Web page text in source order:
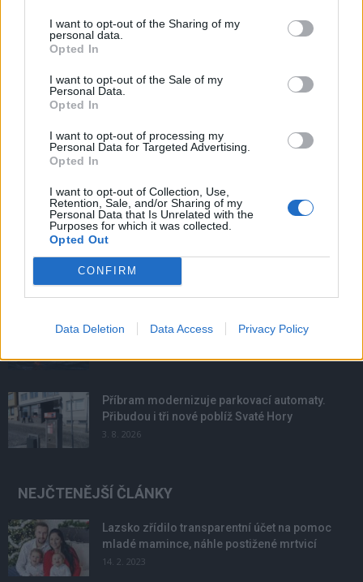
I want to opt-out of the Sharing of my
personal data.
Opted In
I want to opt-out of the Sale of my
Personal Data.
Opted In
I want to opt-out of processing my
Personal Data for Targeted Advertising.
Opted In
I want to opt-out of Collection, Use,
Retention, Sale, and/or Sharing of my
Personal Data that Is Unrelated with the
Purposes for which it was collected.
Opted Out
CONFIRM
Data Deletion Data Access Privacy Policy
NOVINKY
Obděnice vzpomínaly na filmovou legendu
Většina koupališť na Příbramsku nabízí výborné
podmínky. Horší voda je jen...
4. 8. 2026
Příbram modernizuje parkovací automaty.
Přibudou i tři nové poblíž Svaté Hory
3. 8. 2026
NEJČTENĚJŠÍ ČLÁNKY
Lazsko zřídilo transparentní účet na pomoc
mladé mamince, náhle postižené mrtvicí
14. 2. 2023